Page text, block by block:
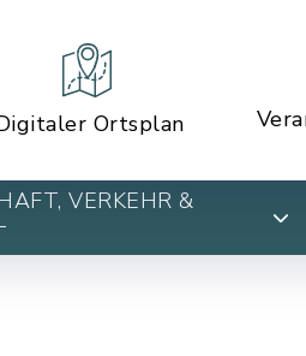
Ortsplan
VERKEHR &